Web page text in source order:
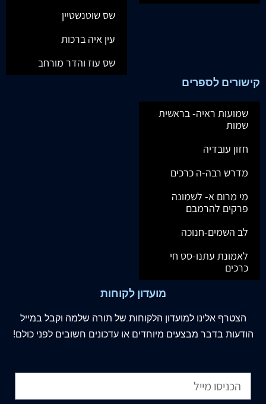
שס שוטנשטיין
עין איה ברכות
שס עוז והדר מורחב
קישורים לספרים
שמועות ראיה- בראשית
שמות
חזון עובדיה
מדרש רבה-ה כרכים
מי מרום א- לשמונה
פרקים להרמבם
לב השמים-חנוכה
לאמונת עתנו-סט חי
כרכים
מועדון לקוחות
הצטרף אלינו למועדון הלקוחות של תורה שלמה וקבל במייל
הודעות בדבר מבצעים מיוחדים או עדכונים חשובים לפני כולם!